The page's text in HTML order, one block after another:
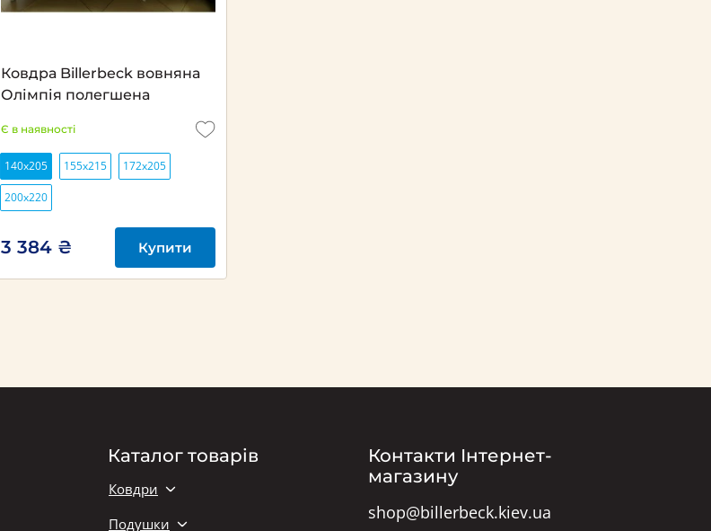
Ковдра Billerbeck вовняна
Олімпія полегшена
Є в наявності
140х205 155х215 172х205
200х220
3 384 ₴ Купити
Каталог товарів
Ковдри
Подушки
Контакти Інтернет-
магазину
shop@billerbeck.kiev.ua